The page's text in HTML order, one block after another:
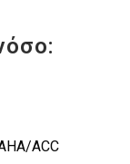
ACC